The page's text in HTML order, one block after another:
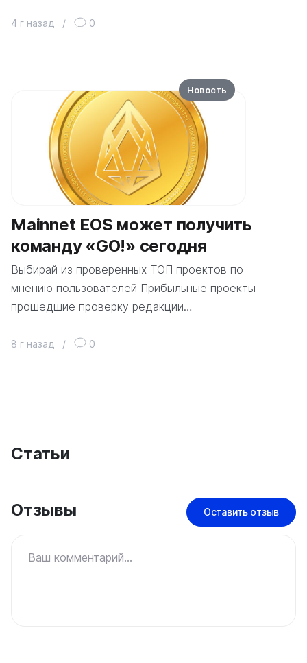
4 г назад / 0
Mainnet EOS может получить
команду «GO!» сегодня
Выбирай из проверенных ТОП проектов по
мнению пользователей Прибыльные проекты
прошедшие проверку редакции…
8 г назад / 0
Новость
Статьи
Отзывы Оставить отзыв
Ваш комментарий...